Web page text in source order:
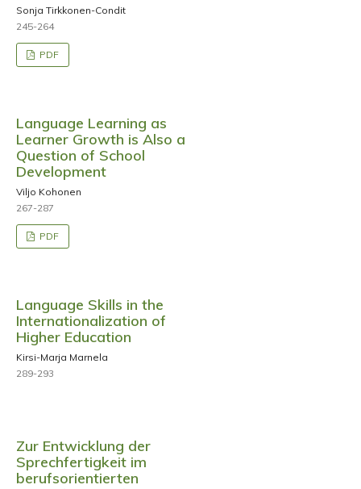
Sonja Tirkkonen-Condit
245-264
PDF
Language Learning as
Learner Growth is Also a
Question of School
Development
Viljo Kohonen
267-287
PDF
Language Skills in the
Internationalization of
Higher Education
Kirsi-Marja Marnela
289-293
Zur Entwicklung der
Sprechfertigkeit im
berufsorientierten